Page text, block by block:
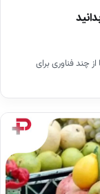
چند فناوری برای